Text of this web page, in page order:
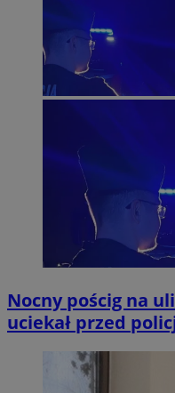
Nocny pościg na
uciekał przed